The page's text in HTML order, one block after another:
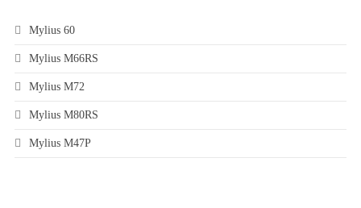
Mylius 60
Mylius M66RS
Mylius M72
Mylius M80RS
Mylius M47P